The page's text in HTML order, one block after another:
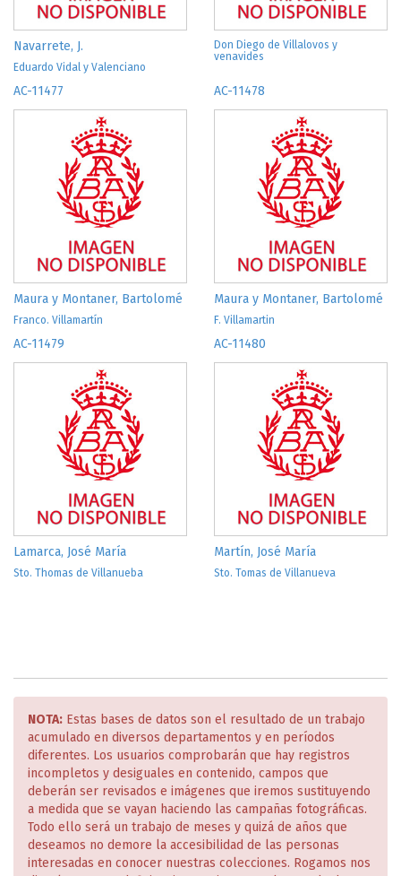
Navarrete, J.
Eduardo Vidal y Valenciano
Don Diego de Villalovos y
venavides
AC-11477
Maura y Montaner, Bartolomé
Franco. Villamartín
AC-11478
Maura y Montaner, Bartolomé
F. Villamartin
AC-11479
Lamarca, José María
Sto. Thomas de Villanueba
AC-11480
Martín, José María
Sto. Tomas de Villanueva
NOTA: Estas bases de datos son el resultado de un trabajo
acumulado en diversos departamentos y en períodos
diferentes. Los usuarios comprobarán que hay registros
incompletos y desiguales en contenido, campos que
deberán ser revisados e imágenes que iremos sustituyendo
a medida que se vayan haciendo las campañas fotográficas.
Todo ello será un trabajo de meses y quizá de años que
deseamos no demore la accesibilidad de las personas
interesadas en conocer nuestras colecciones. Rogamos nos